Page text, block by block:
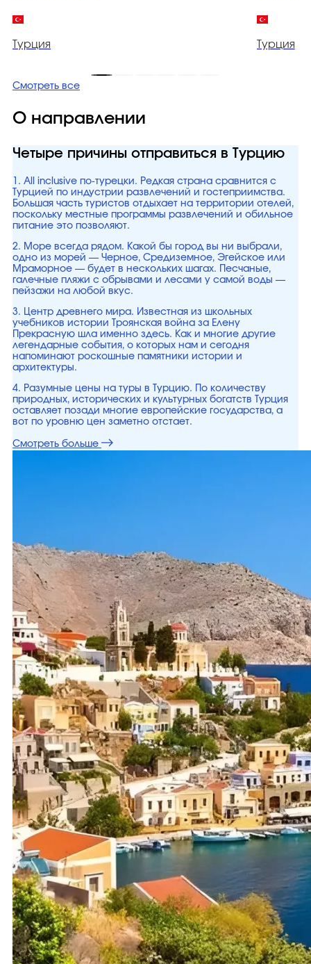
Турция Турция
Смотреть все
О направлении
Четыре причины отправиться в Турцию
1. All inclusive по-турецки. Редкая страна сравнится с
Турцией по индустрии развлечений и гостеприимства.
Большая часть туристов отдыхает на территории отелей,
поскольку местные программы развлечений и обильное
питание это позволяют.
2. Море всегда рядом. Какой бы город вы ни выбрали,
одно из морей — Черное, Средиземное, Эгейское или
Мраморное — будет в нескольких шагах. Песчаные,
галечные пляжи с обрывами и лесами у самой воды —
пейзажи на любой вкус.
3. Центр древнего мира. Известная из школьных
учебников истории Троянская война за Елену
Прекрасную шла именно здесь. Как и многие другие
легендарные события, о которых нам и сегодня
напоминают роскошные памятники истории и
архитектуры.
4. Разумные цены на туры в Турцию. По количеству
природных, исторических и культурных богатств Турция
оставляет позади многие европейские государства, а
вот по уровню цен заметно отстает.
Смотреть больше